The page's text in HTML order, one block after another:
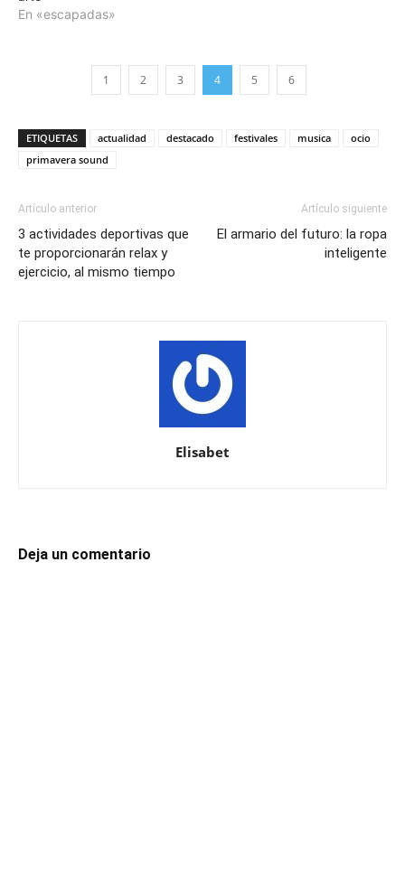
En «escapadas»
1 2 3 4 5 6
ETIQUETAS actualidad destacado festivales musica
ocio
primavera sound
Artículo anterior
3 actividades deportivas que
te proporcionarán relax y
ejercicio, al mismo tiempo
Artículo siguiente
El armario del futuro: la ropa
inteligente
Elisabet
Deja un comentario